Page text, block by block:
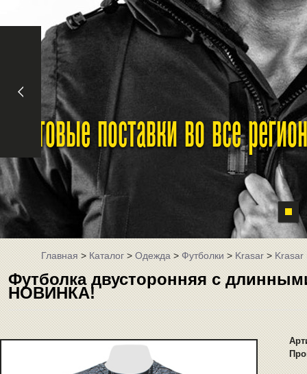
Оптовые поставки во все
Главная>Каталог>Одежда>Футболки>Krasar>Krasar
Футболка двусторонняя с
НОВИНКА!